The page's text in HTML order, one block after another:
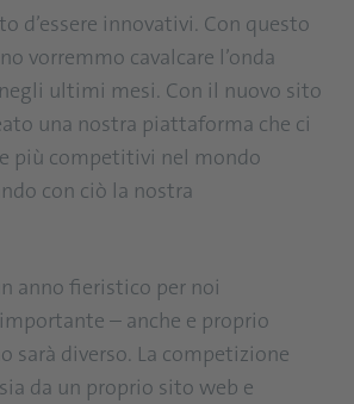
d’essere innovativi. Con questo
vorremmo cavalcare l’onda
ultimi mesi. Con il nuovo sito
una nostra piattaforma che ci
più competitivi nel mondo
con ciò la nostra
anno fieristico per noi
– anche e proprio
sarà diverso. La competizione
da un proprio sito web e